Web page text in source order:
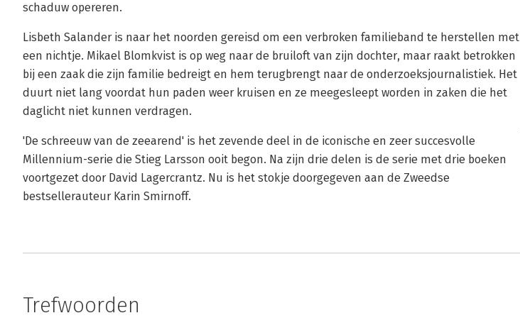
schaduw opereren.
Lisbeth Salander is naar het noorden gereisd om een verbroken familieband te herstellen met
een nichtje. Mikael Blomkvist is op weg naar de bruiloft van zijn dochter, maar raakt betrokken
bij een zaak die zijn familie bedreigt en hem terugbrengt naar de onderzoeksjournalistiek. Het
duurt niet lang voordat hun paden weer kruisen en ze meegesleept worden in zaken die het
daglicht niet kunnen verdragen.
'De schreeuw van de zeearend' is het zevende deel in de iconische en zeer succesvolle
Millennium-serie die Stieg Larsson ooit begon. Na zijn drie delen is de serie met drie boeken
voortgezet door David Lagercrantz. Nu is het stokje doorgegeven aan de Zweedse
bestsellerauteur Karin Smirnoff.
Trefwoorden